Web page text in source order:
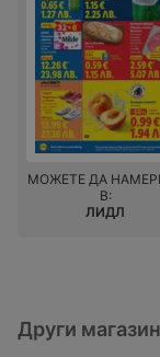
МОЖЕТЕ ДА
В:
ЛИДЛ
Други